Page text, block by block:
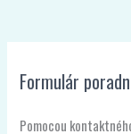
Formulár
Pomocou